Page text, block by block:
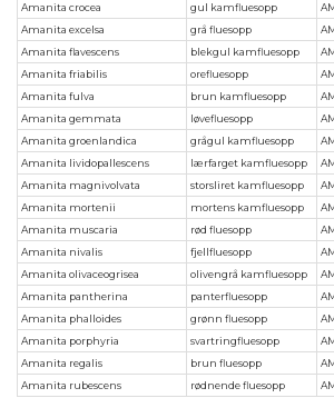
Amanita crocea
gul kamfluesopp
Amanita excelsa
grå fluesopp
Amanita flavescens
blekgul kamfluesopp
Amanita friabilis
orefluesopp
Amanita fulva
brun kamfluesopp
Amanita gemmata
løvefluesopp
Amanita groenlandica
grågul kamfluesopp
Amanita lividopallescens
lærfarget kamfluesopp
Amanita magnivolvata
storsliret kamfluesopp
Amanita mortenii
mortens kamfluesopp
Amanita muscaria
rød fluesopp
Amanita nivalis
fjellfluesopp
Amanita olivaceogrisea
olivengrå kamfluesopp
Amanita pantherina
panterfluesopp
Amanita phalloides
grønn fluesopp
Amanita porphyria
svartringfluesopp
Amanita regalis
brun fluesopp
Amanita rubescens
rødnende fluesopp